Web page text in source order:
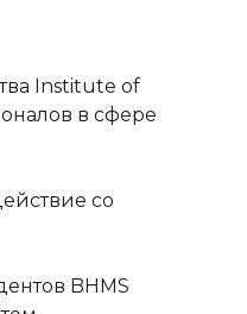
Institute of
в сфере
со
BHMS